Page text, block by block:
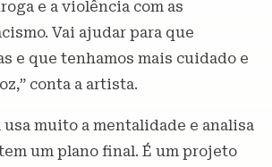
e a violência com as
Vai ajudar para que
e que tenhamos mais cuidado e
conta a artista.
usa muito a mentalidade e analisa
um plano final. É um projeto